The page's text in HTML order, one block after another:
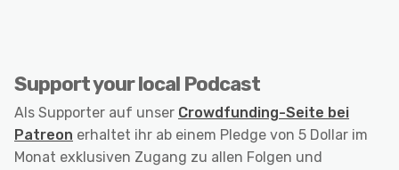
Support your local Podcast
Als Supporter auf unser Crowdfunding-Seite bei
Patreon erhaltet ihr ab einem Pledge von 5 Dollar im
Monat exklusiven Zugang zu allen Folgen und